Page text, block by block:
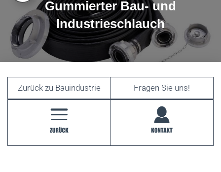
G
A
T
I
U
H
Gummierter Bau- und
Industrieschlauch
Zurück zu Bauindustrie Fragen Sie uns!